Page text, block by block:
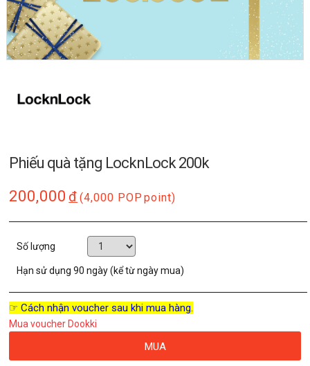
Phiếu quà tặng LocknLock 200k
200,000 đ (4,000 POP point)
Số lượng
Hạn sử dụng90 ngày (kể từ ngày mua)
☞ Cách nhận voucher sau khi mua hàng.
Mua voucher Dookki
MUA